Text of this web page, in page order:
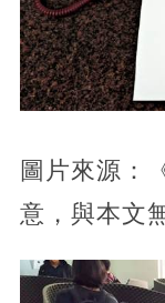
圖片來源：
意，與本文